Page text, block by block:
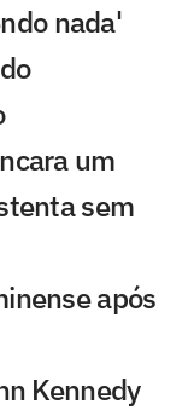
nada'
um
sem
após
Kennedy